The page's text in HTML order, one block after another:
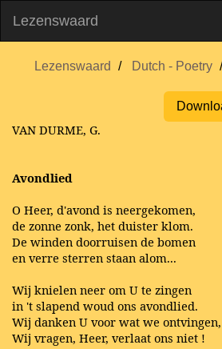
Lezenswaard
Lezenswaard Dutch - Poetry
VAN DURME, G.
Avondlied
O Heer, d'avond is neergekomen,
de zonne zonk, het duister klom.
De winden doorruisen de bomen
en verre sterren staan alom...
Wij knielen neer om U te zingen
in 't slapend woud ons avondlied.
Wij danken U voor wat we ontvingen,
Wij vragen, Heer, verlaat ons niet !